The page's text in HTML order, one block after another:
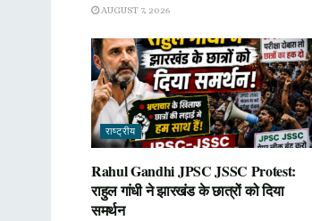
AUGUST 7, 2026
राष्ट्रीय
Rahul Gandhi JPSC JSSC Protest:
राहुल गांधी ने झारखंड के छात्रों को दिया
समर्थन